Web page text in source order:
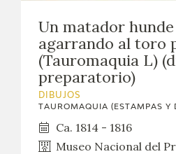
Un matador
agarrando al toro
(Tauromaquia L)
preparatorio)
DIBUJOS
TAUROMAQUIA (ESTAMPAS Y
Ca. 1814 - 1816
Museo Nacional del